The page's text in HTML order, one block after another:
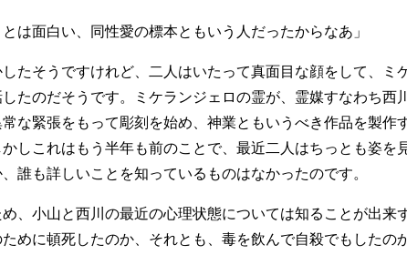
とは面白い、同性愛の標本ともいう人だったからなあ」
たそうですけれど、二人はいたって真面目な顔をして、ミ
たのだそうです。ミケランジェロの霊が、霊媒すなわち西
な緊張をもって彫刻を始め、神業ともいうべき作品を製作
しこれはもう半年も前のことで、最近二人はちっとも姿を
誰も詳しいことを知っているものはなかったのです。
、小山と西川の最近の心理状態については知ることが出来
めに頓死したのか、それとも、毒を飲んで自殺でもしたの